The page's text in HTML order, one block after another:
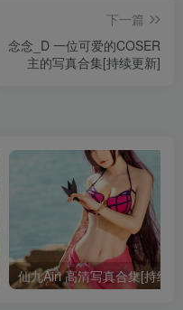
下一篇
念念_D 一位可爱的COSER
主的写真合集[持续更新]
仙九Airi 高清写真合集[持续